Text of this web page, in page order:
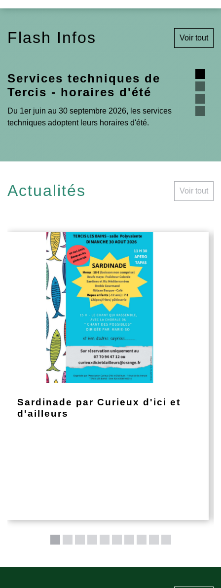
Flash Infos Voir tout
techniques de
- horaires d'été
juin au 30 septembre 2026, les services
adoptent leurs horaires d'été.
registre
Le CCAS invite
Actualités Voir tout
Sardinade par Curieux d'ici et
d'ailleurs